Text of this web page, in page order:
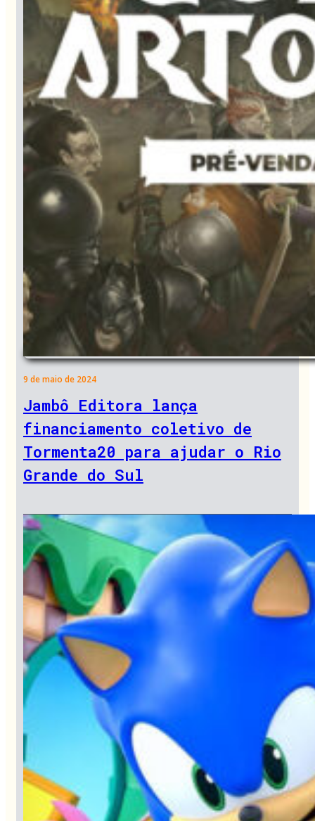
9 de maio de 2024
Jambô Editora lança
financiamento coletivo de
Tormenta20 para ajudar o Rio
Grande do Sul